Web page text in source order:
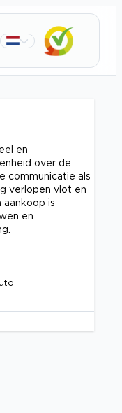
en
over de
communicatie als
verlopen vlot en
aankoop is
en